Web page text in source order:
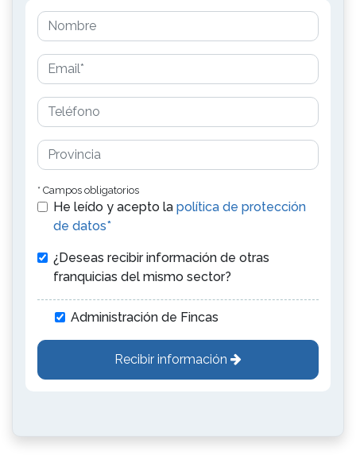
* Campos obligatorios
He leído y acepto la política de protección
de datos*
¿Deseas recibir información de otras
franquicias del mismo sector?
Administración de Fincas
Recibir información